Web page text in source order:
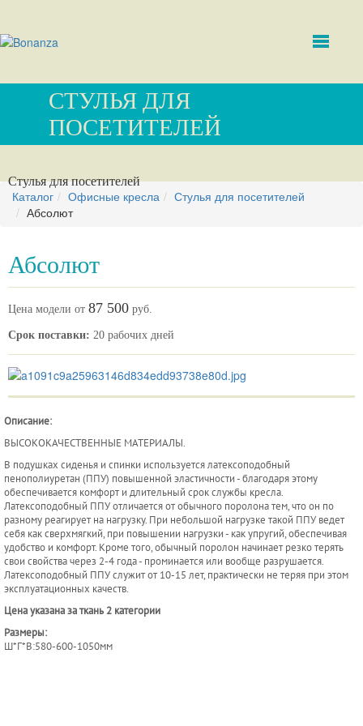
СТУЛЬЯ ДЛЯ
ПОСЕТИТЕЛЕЙ
Стулья для посетителей
Каталог Офисные кресла
Стулья для посетителей
Абсолют
Абсолют
Цена модели от 87 500 руб.
Срок поставки: 20 рабочих дней
Описание:
ВЫСОКОКАЧЕСТВЕННЫЕ МАТЕРИАЛЫ.
В подушках сиденья и спинки используется латексоподобный
пенополиуретан (ППУ) повышенной эластичности - благодаря этому
обеспечивается комфорт и длительный срок службы кресла.
Латексоподобный ППУ отличается от обычного поролона тем, что он по
разному реагирует на нагрузку. При небольшой нагрузке такой ППУ ведет
себя как сверхмягкий, при повышении нагрузки - как упругий, обеспечивая
удобство и комфорт. Кроме того, обычный поролон начинает резко терять
свои свойства через 2-4 года - проминается или вообще разрушается.
Латексоподобный ППУ служит от 10-15 лет, практически не теряя при этом
эксплуатационных качеств.
Цена указана за ткань 2 категории
Размеры:
Ш*Г*В:580-600-1050мм